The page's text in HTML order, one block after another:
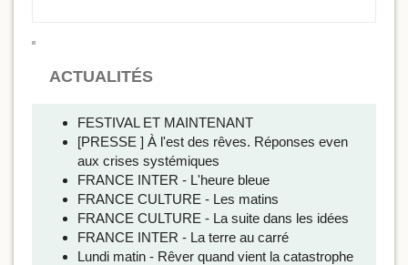
ACTUALITÉS
FESTIVAL ET MAINTENANT
[PRESSE ] À l'est des rêves. Réponses even
aux crises systémiques
FRANCE INTER - L'heure bleue
FRANCE CULTURE - Les matins
FRANCE CULTURE - La suite dans les idées
FRANCE INTER - La terre au carré
Lundi matin - Rêver quand vient la catastrophe